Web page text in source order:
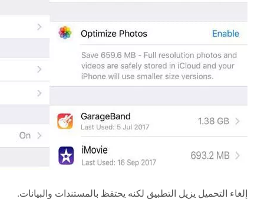
إلغاء التحميل يزيل التطبيق لكنه يحتفظ بالمستندات والبيانات.